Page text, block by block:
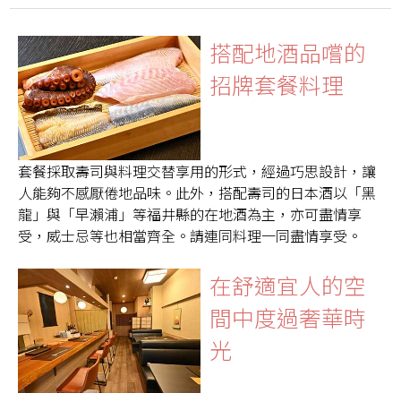
搭配地酒品嚐的
招牌套餐料理
套餐採取壽司與料理交替享用的形式，經過巧思設計，讓
人能夠不感厭倦地品味。此外，搭配壽司的日本酒以「黑
龍」與「早瀨浦」等福井縣的在地酒為主，亦可盡情享
受，威士忌等也相當齊全。請連同料理一同盡情享受。
在舒適宜人的空
間中度過奢華時
光